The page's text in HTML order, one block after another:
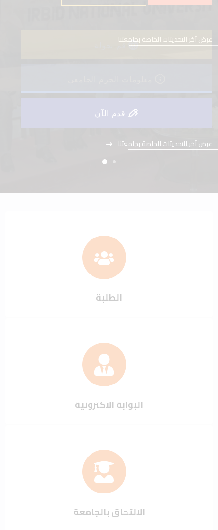
قم بجولة
قدم الآن
عرض آخر التحديثات الخاصة بجامعتنا
عرض آخر التحديثات الخاصة بجامعتنا
الطلبة
البوابة الاكترونية
الالتحاق بالجامعة